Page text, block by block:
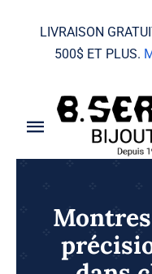
LIVRAISON
500$ ET PLUS.
Toggle
Navigation
Grand Seiko